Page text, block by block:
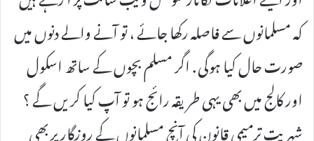
کہ مسلمانوں سے فاصلہ رکھا جائے ، تو آنے والے دنوں میں
صورت حال کیا ہوگی . اگر مسلم بچوں کے ساتھ اسکول
اور کالج میں بھی یہی طریقہ رائج ہو تو آپ کیا کریں گے ؟
شہریت ترمیمی قانون کی آنچ مسلمانوں کے روزگار پر بھی